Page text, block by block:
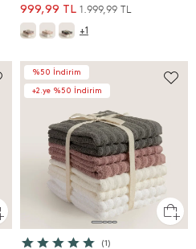
999,99 TL 1.999,99 TL
+1
%50 İndirim
+2.ye %50 İndirim
(1)